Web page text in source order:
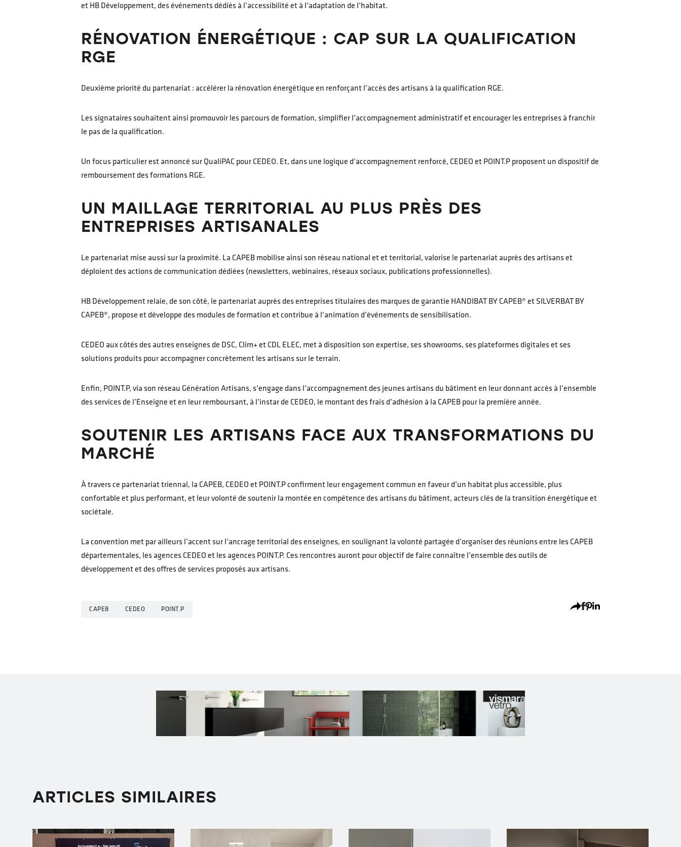
et HB Développement, des événements dédiés à l’accessibilité et à l’adaptation de l’habitat.
RÉNOVATION ÉNERGÉTIQUE : CAP SUR LA QUALIFICATION
RGE
Deuxième priorité du partenariat : accélérer la rénovation énergétique en renforçant l’accès des artisans à la qualification RGE.
Les signataires souhaitent ainsi promouvoir les parcours de formation, simplifier l’accompagnement administratif et encourager les entreprises à franchir
le pas de la qualification.
Un focus particulier est annoncé sur QualiPAC pour CEDEO. Et, dans une logique d’accompagnement renforcé, CEDEO et POINT.P proposent un dispositif de
remboursement des formations RGE.
UN MAILLAGE TERRITORIAL AU PLUS PRÈS DES
ENTREPRISES ARTISANALES
Le partenariat mise aussi sur la proximité. La CAPEB mobilise ainsi son réseau national et et territorial, valorise le partenariat auprès des artisans et
déploient des actions de communication dédiées (newsletters, webinaires, réseaux sociaux, publications professionnelles).
HB Développement relaie, de son côté, le partenariat auprès des entreprises titulaires des marques de garantie HANDIBAT BY CAPEB® et SILVERBAT BY
CAPEB®, propose et développe des modules de formation et contribue à l’animation d’événements de sensibilisation.
CEDEO aux côtés des autres enseignes de DSC, Clim+ et CDL ELEC, met à disposition son expertise, ses showrooms, ses plateformes digitales et ses
solutions produits pour accompagner concrètement les artisans sur le terrain.
Enfin, POINT.P, via son réseau Génération Artisans, s’engage dans l’accompagnement des jeunes artisans du bâtiment en leur donnant accès à l’ensemble
des services de l’Enseigne et en leur remboursant, à l’instar de CEDEO, le montant des frais d’adhésion à la CAPEB pour la première année.
SOUTENIR LES ARTISANS FACE AUX TRANSFORMATIONS DU
MARCHÉ
À travers ce partenariat triennal, la CAPEB, CEDEO et POINT.P confirment leur engagement commun en faveur d’un habitat plus accessible, plus
confortable et plus performant, et leur volonté de soutenir la montée en compétence des artisans du bâtiment, acteurs clés de la transition énergétique et
sociétale.
La convention met par ailleurs l’accent sur l’ancrage territorial des enseignes, en soulignant la volonté partagée d’organiser des réunions entre les CAPEB
départementales, les agences CEDEO et les agences POINT.P. Ces rencontres auront pour objectif de faire connaître l’ensemble des outils de
développement et des offres de services proposés aux artisans.
CAPEB CEDEO POINT.P
ARTICLES SIMILAIRES